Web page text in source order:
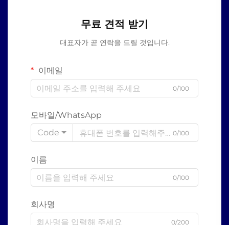
무료 견적 받기
대표자가 곧 연락을 드릴 것입니다.
이메일
0/100
모바일/WhatsApp
Code
0/100
이름
0/100
회사명
0/200